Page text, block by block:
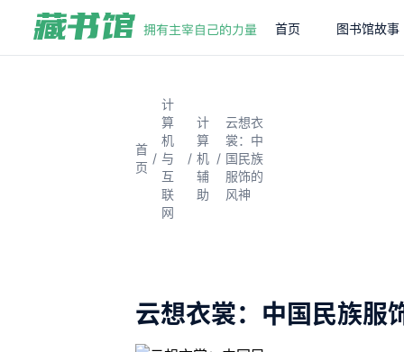
首页 图书馆故事
首
页
/
计
算
机
与
互
联
网
/
计
算
机
辅
助
/
云想衣
裳：中
国民族
服饰的
风神
云想衣裳：中国民族服